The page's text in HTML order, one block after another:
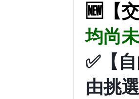
🆕【
均尚
✅【
由挑